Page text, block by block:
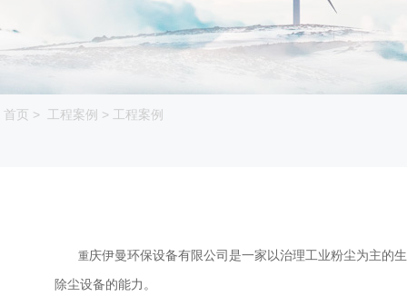
首页 > 工程案例 > 工程案例
重庆伊曼环保设备有限公司是一家以治理工业粉尘为主的
除尘设备的能力。